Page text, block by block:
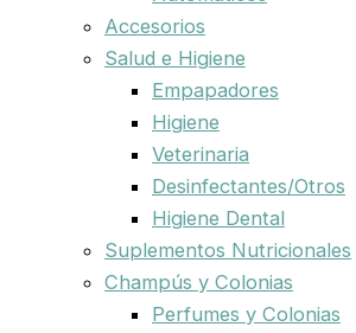
Accesorios
Salud e Higiene
Empapadores
Higiene
Veterinaria
Desinfectantes/Otros
Higiene Dental
Suplementos Nutricionales
Champús y Colonias
Perfumes y Colonias